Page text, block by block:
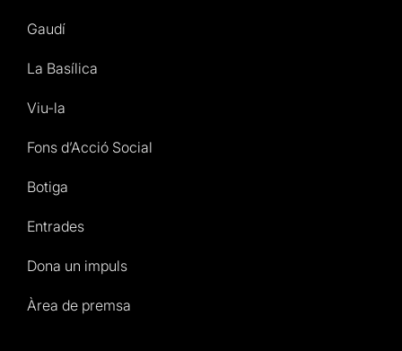
Gaudí
La Basílica
Viu-la
Fons d’Acció Social
Botiga
Entrades
Dona un impuls
Àrea de premsa